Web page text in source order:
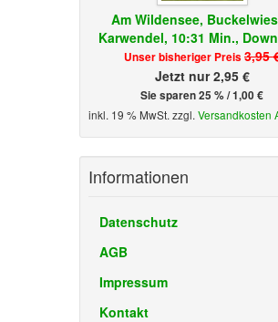
Am Wildensee,
Karwendel, 10:31 Min.,
Unser bisheriger Preis 3,95
Jetzt nur 2,95 €
Sie sparen 25 % / 1,00 €
inkl. 19 % MwSt. zzgl.Versandkosten
Informationen
Datenschutz
AGB
Impressum
Kontakt